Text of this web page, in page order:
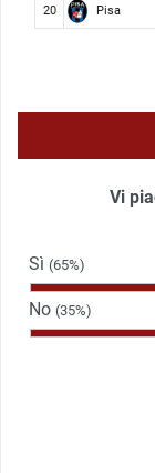
20 Pisa
Vi
Sì (65%)
No (35%)